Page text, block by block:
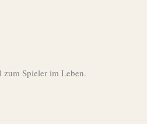
Spieler im Leben.